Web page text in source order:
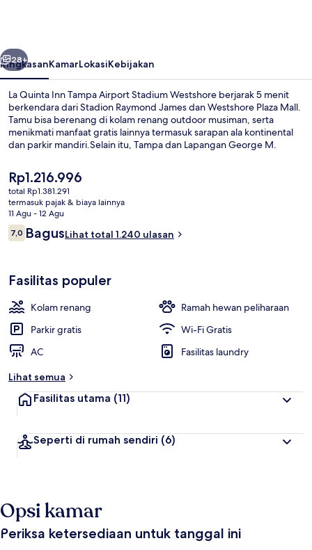
Stadium
Westshore
Berikutnya
28+
RingkasanKamarLokasiKebijakan
La Quinta Inn Tampa Airport Stadium Westshore berjarak 5 menit
berkendara dari Stadion Raymond James dan Westshore Plaza Mall.
Tamu bisa berenang di kolam renang outdoor musiman, serta
menikmati manfaat gratis lainnya termasuk sarapan ala kontinental
dan parkir mandiri.Selain itu, Tampa dan Lapangan George M.
memberikan ulasan yang baik tentang staf dan bandara.
Harga
saat
ini
Rp1.216.996
Rp1.216.996
total Rp1.381.291
termasuk pajak & biaya lainnya
11 Agu - 12 Agu
Ulasan
7,07,0 dari 10
BagusLihat total 1.240 ulasan
Fasilitas populer
Kolam renang
Ramah hewan peliharaan
Parkir gratis
Wi-Fi Gratis
AC
Fasilitas laundry
Lihat semua
Fasilitas utama (11)
Seperti di rumah sendiri (6)
Opsi kamar
Periksa ketersediaan untuk tanggal ini